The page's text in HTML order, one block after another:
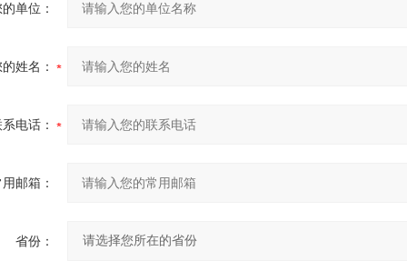
单位：
姓名：
电话：
邮箱：
省份：